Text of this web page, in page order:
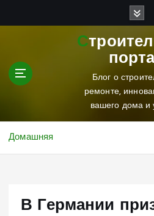
Строительный
Блог о
ремонте,
вашего дома и
Домашняя
В Германии